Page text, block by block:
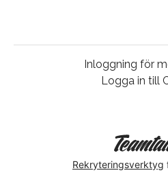
Inloggning för
Logga in till
Rekryteringsverktyg